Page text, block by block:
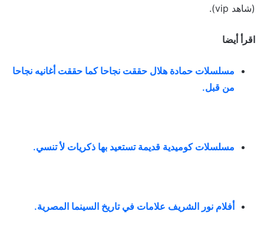
(شاهد vip).
اقرأ أيضا
مسلسلات حمادة هلال حققت نجاحا كما حققت أغانيه نجاحا
من قبل.
مسلسلات كوميدية قديمة تستعيد بها ذكريات لأ تنسي.
أفلام نور الشريف علامات في تاريخ السينما المصرية.